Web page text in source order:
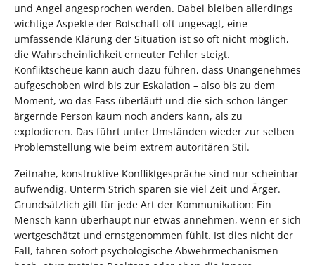
und Angel angesprochen werden. Dabei bleiben allerdings
wichtige Aspekte der Botschaft oft ungesagt, eine
umfassende Klärung der Situation ist so oft nicht möglich,
die Wahrscheinlichkeit erneuter Fehler steigt.
Konfliktscheue kann auch dazu führen, dass Unangenehmes
aufgeschoben wird bis zur Eskalation – also bis zu dem
Moment, wo das Fass überläuft und die sich schon länger
ärgernde Person kaum noch anders kann, als zu
explodieren. Das führt unter Umständen wieder zur selben
Problemstellung wie beim extrem autoritären Stil.
Zeitnahe, konstruktive Konfliktgespräche sind nur scheinbar
aufwendig. Unterm Strich sparen sie viel Zeit und Ärger.
Grundsätzlich gilt für jede Art der Kommunikation: Ein
Mensch kann überhaupt nur etwas annehmen, wenn er sich
wertgeschätzt und ernstgenommen fühlt. Ist dies nicht der
Fall, fahren sofort psychologische Abwehrmechanismen